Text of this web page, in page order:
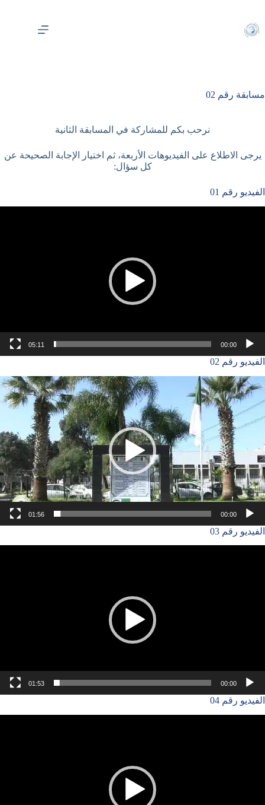
المحتوى
مسابقة رقم 02
نرحب بكم للمشاركة في المسابقة الثانية
يرجى الاطلاع على الفيديوهات الأربعة، ثم اختيار الإجابة الصحيحة عن
كل سؤال:
الفيديو رقم 01
00:00
05:11
الفيديو رقم 02
مشغل
الفيديو
00:00
01:56
الفيديو رقم 03
00:00
01:53
الفيديو رقم 04